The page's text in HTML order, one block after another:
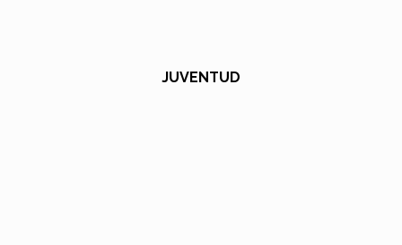
JUVENTUD